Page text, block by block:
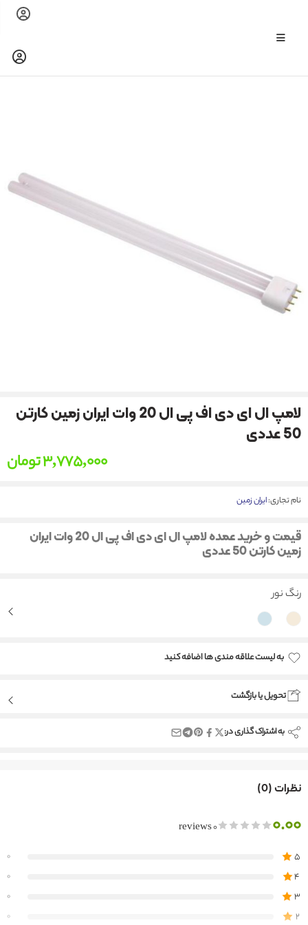
لامپ ال ای دی اف پی ال 20 وات ایران زمین کارتن
50 عددی
3,775,000تومان
نام تجاری:ایران زمین
قیمت و خرید عمده لامپ ال ای دی اف پی ال 20 وات ایران
زمین کارتن 50 عددی
رنگ نور
به لیست علاقه مندی ها اضافه کنید
تحویل یا بازگشت
به اشتراک گذاری در:
نظرات (0)
0.00
0 reviews
5
0
4
0
3
0
2
0